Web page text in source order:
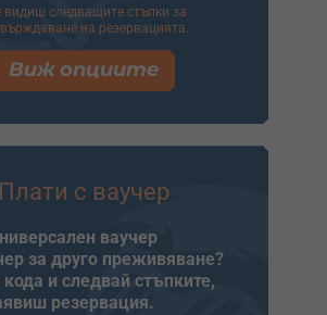
следващите стъпки за
на резервацията.
Виж опциите
Плати с ваучер
ваучер
за друго преживяване?
и следвай стъпките,
резервация.